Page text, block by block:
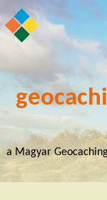
a Magyar